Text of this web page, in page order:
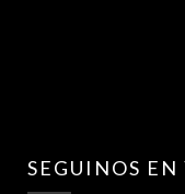
SEGUINOS EN